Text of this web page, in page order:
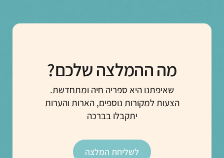
מה ההמלצה שלכם?
שאיפתנו היא ספריה חיה ומתחדשת.
הצעות למקורות נוספים, הארות והערות
יתקבלו בברכה
לשליחת המלצה